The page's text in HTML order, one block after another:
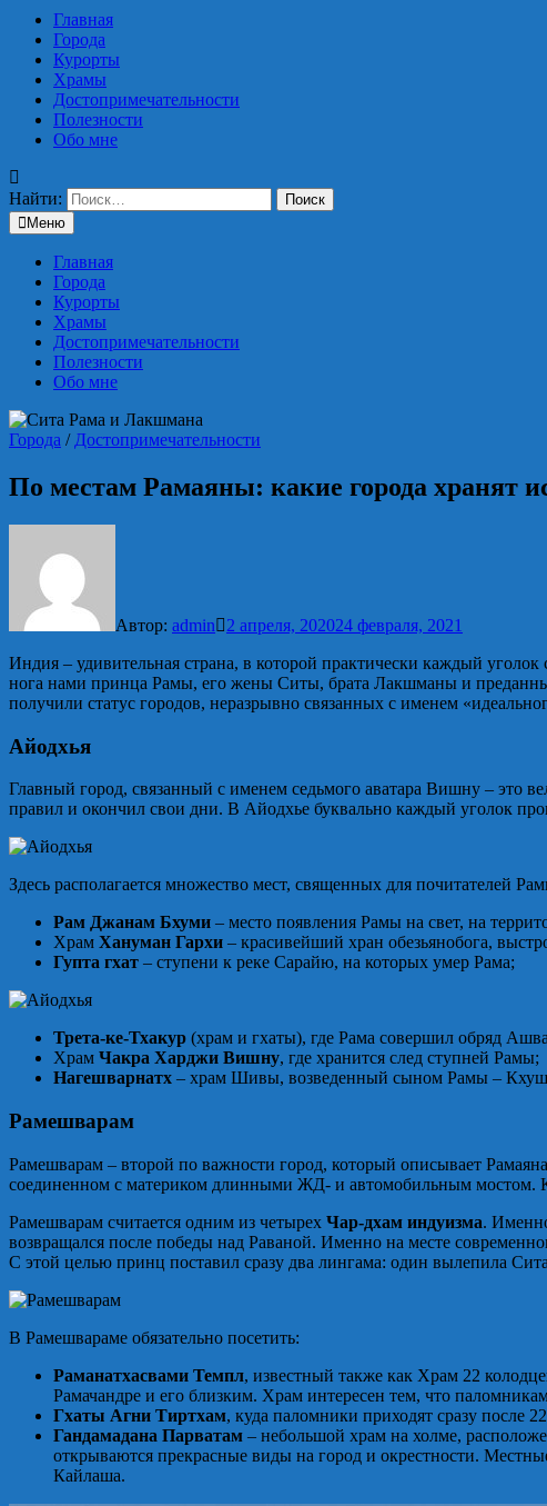
Главная
Города
Курорты
Храмы
Достопримечательности
Полезности
Обо мне
Найти:
Меню
Главная
Города
Курорты
Храмы
Достопримечательности
Полезности
Обо мне
Города / Достопримечательности
По местам Рамаяны: какие города хранят
Автор: admin 2 апреля, 202024 февраля, 2021
Индия – удивительная страна, в которой практически каждый
нога нами принца Рамы, его жены Ситы, брата Лакшманы и
получили статус городов, неразрывно связанных с именем
Айодхья
Главный город, связанный с именем седьмого аватара Вишну – это
правил и окончил свои дни. В Айодхье буквально каждый уголок
Здесь располагается множество мест, священных для почитателей
Рам Джанам Бхуми – место появления Рамы на свет, на
Храм Хануман Гархи – красивейший хран обезьянобога,
Гупта гхат – ступени к реке Сарайю, на которых умер Рама;
Трета-ке-Тхакур (храм и гхаты), где Рама совершил обряд
Храм Чакра Харджи Вишну, где хранится след ступней Рамы;
Нагешварнатх – храм Шивы, возведенный сыном Рамы –
Рамешварам
Рамешварам – второй по важности город, который описывает
соединенном с материком длинными ЖД- и автомобильным мостом.
Рамешварам считается одним из четырех Чар-дхам индуизма.
возвращался после победы над Раваной. Именно на месте
С этой целью принц поставил сразу два лингама: один вылепила
В Рамешвараме обязательно посетить:
Раманатхасвами Темпл, известный также как Храм 22
Рамачандре и его близким. Храм интересен тем, что
Гхаты Агни Тиртхам, куда паломники приходят сразу после
Гандамадана Парватам – небольшой храм на холме,
открываются прекрасные виды на город и окрестности.
Кайлаша.